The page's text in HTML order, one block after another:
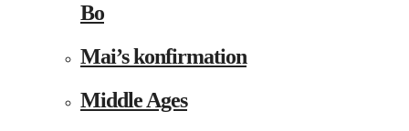
Bo
Mai’s konfirmation
Middle Ages